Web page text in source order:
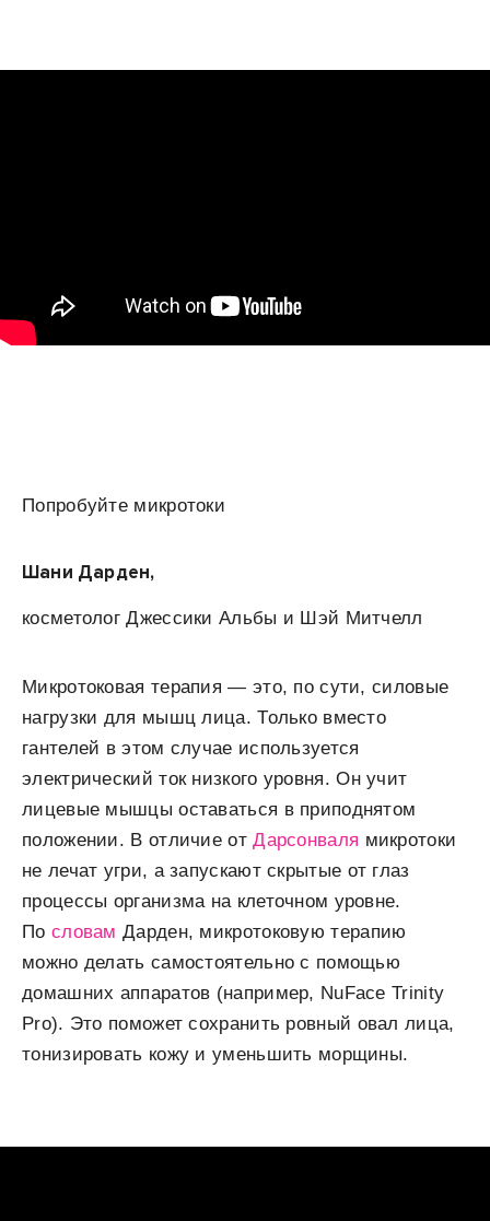
Попробуйте микротоки
Шани Дарден,
косметолог Джессики Альбы и Шэй Митчелл
Микротоковая терапия — это, по сути, силовые
нагрузки для мышц лица. Только вместо
гантелей в этом случае используется
электрический ток низкого уровня. Он учит
лицевые мышцы оставаться в приподнятом
положении. В отличие отДарсонваля микротоки
не лечат угри, а запускают скрытые от глаз
процессы организма на клеточном уровне.
По словам Дарден, микротоковую терапию
можно делать самостоятельно с помощью
домашних аппаратов (например, NuFace Trinity
Pro). Это поможет сохранить ровный овал лица,
тонизировать кожу и уменьшить морщины.